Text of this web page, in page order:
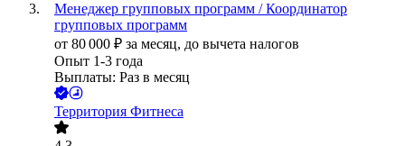
Менеджер групповых программ / Координатор
групповых программ
от 80 000 ₽ за месяц, до вычета налогов
Опыт 1-3 года
Выплаты: Раз в месяц
Территория Фитнеса